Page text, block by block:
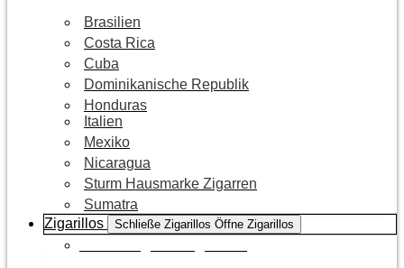
Brasilien
Costa Rica
Cuba
Dominikanische Republik
Honduras
Italien
Mexiko
Nicaragua
Sturm Hausmarke Zigarren
Sumatra
Zigarillos
Schließe Zigarillos Öffne Zigarillos